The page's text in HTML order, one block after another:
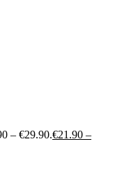
– €29.90.€21.90 –